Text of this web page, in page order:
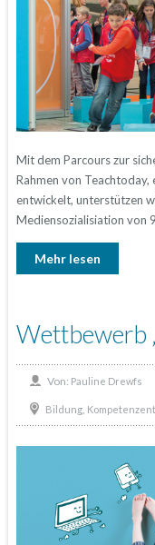
Mit dem Parcours zur
Rahmen von
entwickelt, unterstützen
Mediensozialisiation von
Mehr lesen
Wettbewerb
Von: Pauline Drewfs
Bildung,